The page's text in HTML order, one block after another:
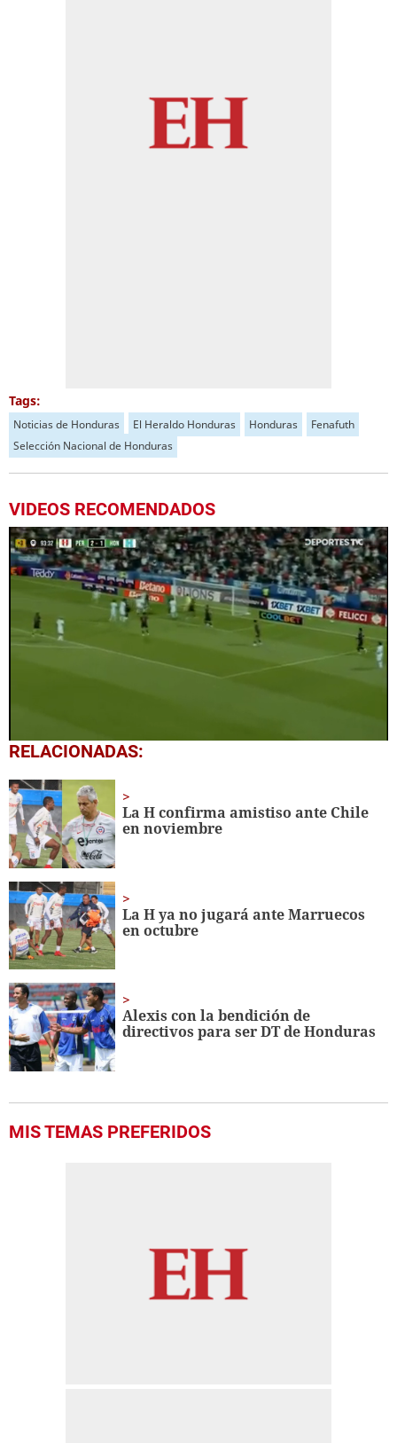
Tags:
Noticias de Honduras El Heraldo Honduras Honduras
Fenafuth
Selección Nacional de Honduras
VIDEOS RECOMENDADOS
0
seconds
1
minute,
25
seconds
RELACIONADAS:
La H confirma amistiso ante Chile
en noviembre
La H ya no jugará ante Marruecos
en octubre
Alexis con la bendición de
directivos para ser DT de Honduras
MIS TEMAS PREFERIDOS